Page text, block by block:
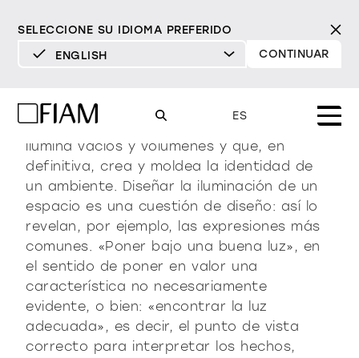
SELECCIONE SU IDIOMA PREFERIDO
ENGLISH
ENGLISH
FRANÇAIS
CONTINUAR
ES
Puro
DECIDIDO SUAVE
Moderno
DECIDIDO SUAVE
Sofisticado
DECIDIDO SUAVE
espejos
espejos tv
vitrinas y aparadores
librería y sistemas
iluminación
Mood
Productos
todos los productos
Materioteca
Milano Design Week 2026
Espejos
Espejos TV
Diseño
distribuidores
Una nueva luz para
Luz que decora, que sorprende, que
ilumina vacíos y volúmenes y que, en
definitiva, crea y moldea la identidad de
un ambiente. Diseñar la iluminación de un
espacio es una cuestión de diseño: así lo
revelan, por ejemplo, las expresiones más
comunes. «Poner bajo una buena luz», en
el sentido de poner en valor una
característica no necesariamente
evidente, o bien: «encontrar la luz
adecuada», es decir, el punto de vista
correcto para interpretar los hechos,